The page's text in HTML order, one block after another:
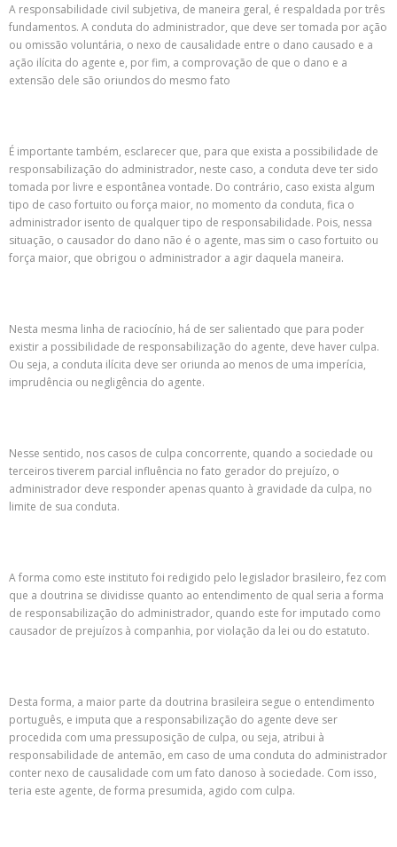
A responsabilidade civil subjetiva, de maneira geral, é respaldada por três
fundamentos. A conduta do administrador, que deve ser tomada por ação
ou omissão voluntária, o nexo de causalidade entre o dano causado e a
ação ilícita do agente e, por fim, a comprovação de que o dano e a
extensão dele são oriundos do mesmo fato
É importante também, esclarecer que, para que exista a possibilidade de
responsabilização do administrador, neste caso, a conduta deve ter sido
tomada por livre e espontânea vontade. Do contrário, caso exista algum
tipo de caso fortuito ou força maior, no momento da conduta, fica o
administrador isento de qualquer tipo de responsabilidade. Pois, nessa
situação, o causador do dano não é o agente, mas sim o caso fortuito ou
força maior, que obrigou o administrador a agir daquela maneira.
Nesta mesma linha de raciocínio, há de ser salientado que para poder
existir a possibilidade de responsabilização do agente, deve haver culpa.
Ou seja, a conduta ilícita deve ser oriunda ao menos de uma imperícia,
imprudência ou negligência do agente.
Nesse sentido, nos casos de culpa concorrente, quando a sociedade ou
terceiros tiverem parcial influência no fato gerador do prejuízo, o
administrador deve responder apenas quanto à gravidade da culpa, no
limite de sua conduta.
A forma como este instituto foi redigido pelo legislador brasileiro, fez com
que a doutrina se dividisse quanto ao entendimento de qual seria a forma
de responsabilização do administrador, quando este for imputado como
causador de prejuízos à companhia, por violação da lei ou do estatuto.
Desta forma, a maior parte da doutrina brasileira segue o entendimento
português, e imputa que a responsabilização do agente deve ser
procedida com uma pressuposição de culpa, ou seja, atribui à
responsabilidade de antemão, em caso de uma conduta do administrador
conter nexo de causalidade com um fato danoso à sociedade. Com isso,
teria este agente, de forma presumida, agido com culpa.